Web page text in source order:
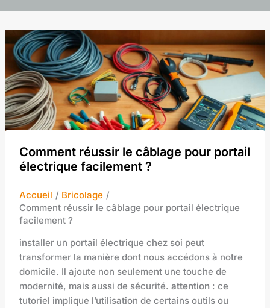
Comment réussir le câblage pour portail
électrique facilement ?
Accueil
Bricolage
Comment réussir le câblage pour portail électrique
facilement ?
installer un portail électrique chez soi peut
transformer la manière dont nous accédons à notre
domicile. Il ajoute non seulement une touche de
modernité, mais aussi de sécurité.attention : ce
tutoriel implique l’utilisation de certains outils ou